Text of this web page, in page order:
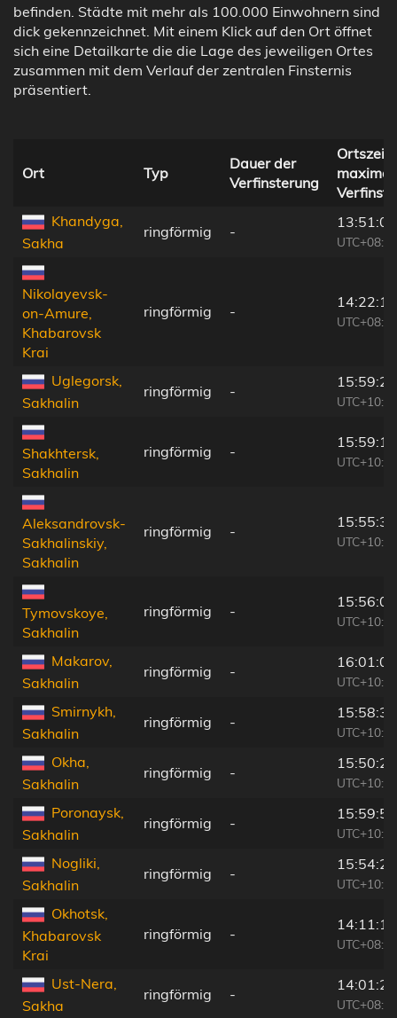
befinden. Städte mit mehr als 100.000 Einwohnern sind
dick gekennzeichnet. Mit einem Klick auf den Ort öffnet
sich eine Detailkarte die die Lage des jeweiligen Ortes
zusammen mit dem Verlauf der zentralen Finsternis
präsentiert.
Ort Typ
Dauer der
Verfinsterung
Ortszeit
Khandyga,
Sakha
ringförmig -
13:51:07
UTC+08:38
Nikolayevsk-
on-Amure,
Khabarovsk
Krai
ringförmig -
14:22:14
UTC+08:47
Uglegorsk,
Sakhalin
ringförmig -
15:59:28
UTC+10:14
Shakhtersk,
Sakhalin
ringförmig -
15:59:19
UTC+10:14
Aleksandrovsk-
Sakhalinskiy,
Sakhalin
ringförmig -
15:55:33
UTC+10:14
Tymovskoye,
Sakhalin
ringförmig -
15:56:04
UTC+10:14
Makarov,
Sakhalin
ringförmig -
16:01:02
UTC+10:14
Smirnykh,
Sakhalin
ringförmig -
15:58:37
UTC+10:14
Okha,
Sakhalin
ringförmig -
15:50:23
UTC+10:14
Poronaysk,
Sakhalin
ringförmig -
15:59:58
UTC+10:14
Nogliki,
Sakhalin
ringförmig -
15:54:22
UTC+10:14
Okhotsk,
Khabarovsk
Krai
ringförmig -
14:11:19
UTC+08:47
Ust-Nera,
Sakha
ringförmig -
14:01:21
UTC+08:47